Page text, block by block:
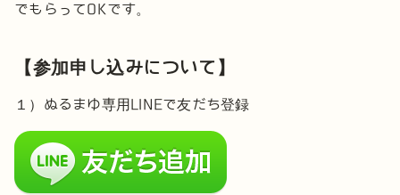
でもらってOKです。
【参加申し込みについて】
１）ぬるまゆ専用LINEで友だち登録